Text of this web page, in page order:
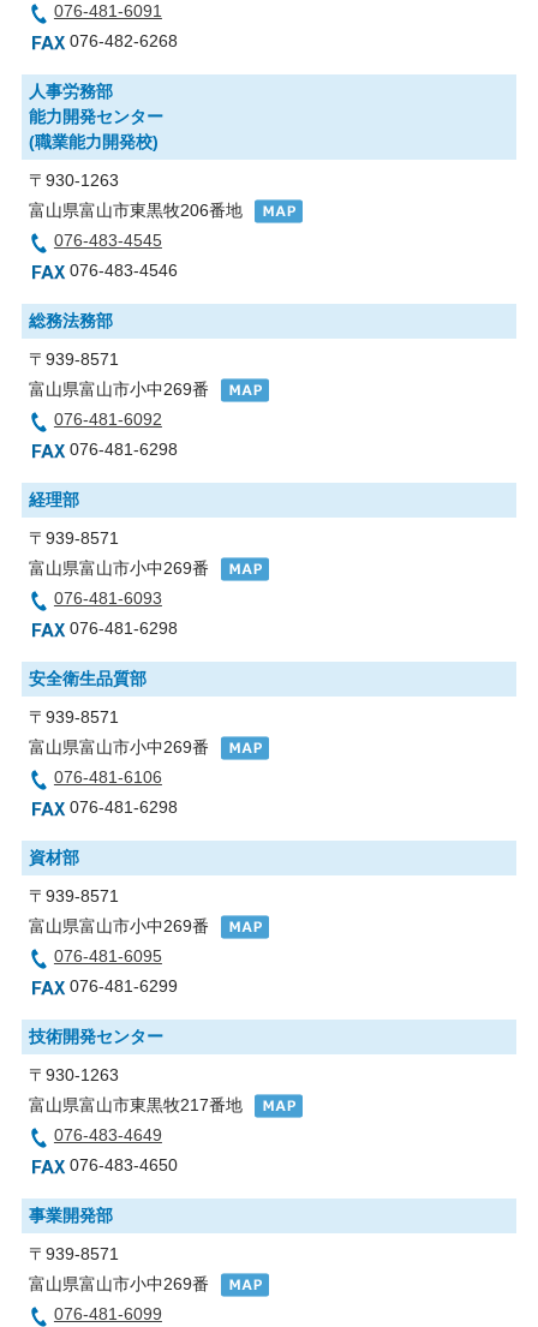
076-481-6091
076-482-6268
人事労務部
能力開発センター
(職業能力開発校)
〒930-1263
富山県富山市東黒牧206番地
076-483-4545
076-483-4546
総務法務部
〒939-8571
富山県富山市小中269番
076-481-6092
076-481-6298
経理部
〒939-8571
富山県富山市小中269番
076-481-6093
076-481-6298
安全衛生品質部
〒939-8571
富山県富山市小中269番
076-481-6106
076-481-6298
資材部
〒939-8571
富山県富山市小中269番
076-481-6095
076-481-6299
技術開発センター
〒930-1263
富山県富山市東黒牧217番地
076-483-4649
076-483-4650
事業開発部
〒939-8571
富山県富山市小中269番
076-481-6099